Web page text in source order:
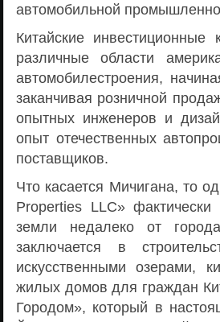
автомобильной
Китайские
различные области
автомобилестроения,
заканчивая розничной
опытных инженеров и
опыт отечественных
поставщиков.
Что касается Мичигана, то
Properties LLC»
земли недалеко от
заключается в
искусственными озерами,
жилых домов для граждан
Городом», который в